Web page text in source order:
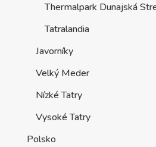
Thermalpark Dunajská
Tatralandia
Javorníky
Velký Meder
Nízké Tatry
Vysoké Tatry
Polsko